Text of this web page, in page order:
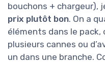
bouchons + chargeur),
prix plutôt bon. On a
éléments dans le pack,
plusieurs cannes ou
un dans une branche.